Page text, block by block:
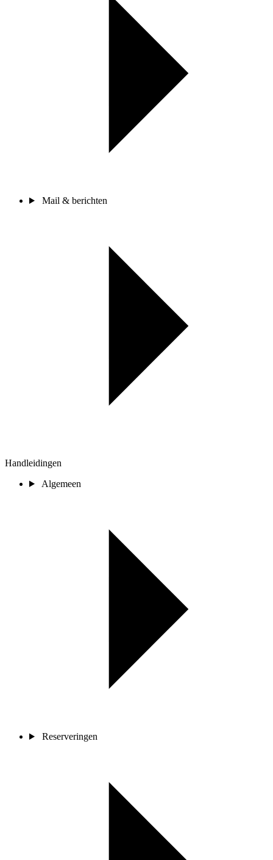
Mail & berichten
Handleidingen
Algemeen
Reserveringen